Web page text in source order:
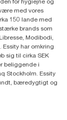
med vores
150 lande med
brands som
Modibodi,
Essity har omkring
sig til cirka SEK
beliggende i
Stockholm. Essity
bæredygtigt og